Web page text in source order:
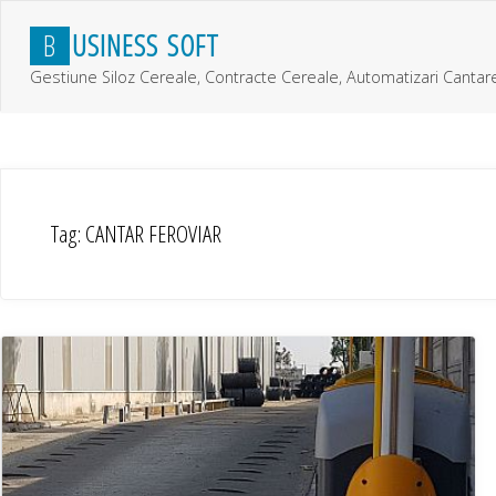
content
B USINESS SOFT
Gestiune Siloz Cereale, Contracte Cereale, Automatizari
Tag: CANTAR FEROVIAR